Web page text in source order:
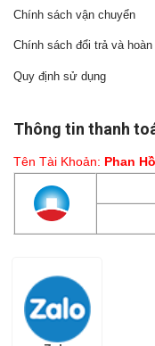
Chính sách vận chuyển
Chính sách đổi trả và hoàn
Quy định sử dụng
Thông tin thanh
Tên Tài Khoản: Phan
Fanpage